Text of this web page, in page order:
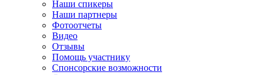
Наши спикеры
Наши партнеры
Фотоотчеты
Видео
Отзывы
Помощь участнику
Спонсорские возможности